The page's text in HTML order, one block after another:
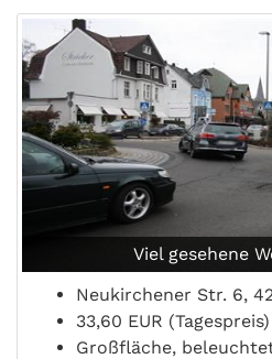
Viel gesehene
Neukirchener Str. 6,
33,60 EUR (Tagespreis)
Großfläche,